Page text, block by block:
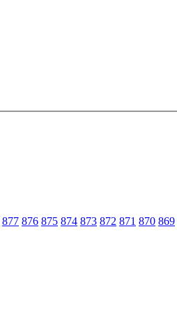
877 876 875 874 873 872 871 870 869